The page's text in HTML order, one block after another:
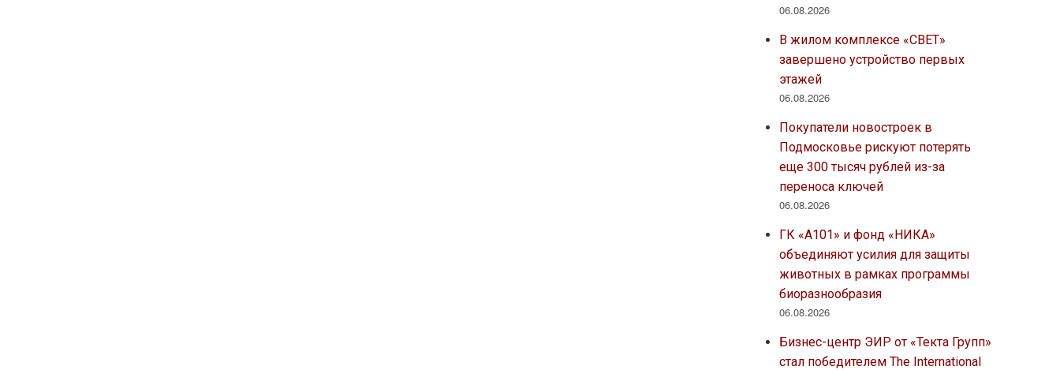
06.08.2026
В жилом комплексе «СВЕТ»
завершено устройство первых
этажей
06.08.2026
Покупатели новостроек в
Подмосковье рискуют потерять
еще 300 тысяч рублей из-за
переноса ключей
06.08.2026
ГК «А101» и фонд «НИКА»
объединяют усилия для защиты
животных в рамках программы
биоразнообразия
06.08.2026
Бизнес-центр ЭИР от «Текта Групп»
стал победителем The International